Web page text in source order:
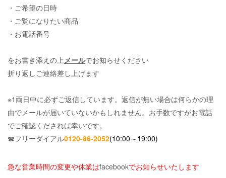
・ご希望の日時
・ご覧になりたい商品
・お電話番号
をお書き添えの上 メールでお知らせください
折り返しご連絡差し上げます
※1両日中に必ずご返信しています。返信が無い場合は何らかの理
由でメールが届いていないかもしれません。お手数ですがお電話
でご確認くだされば幸いです。
☎フリーダイアル0120-86-2052(10:00～19:00)
急な営業時間の変更や休業はfacebookでお知らせいたします